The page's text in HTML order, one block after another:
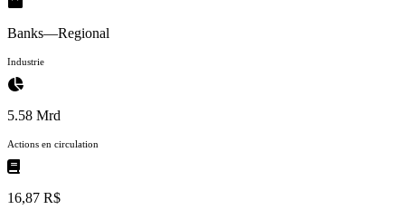
Banks—Regional
Industrie
5.58 Mrd
Actions en circulation
16,87 R$